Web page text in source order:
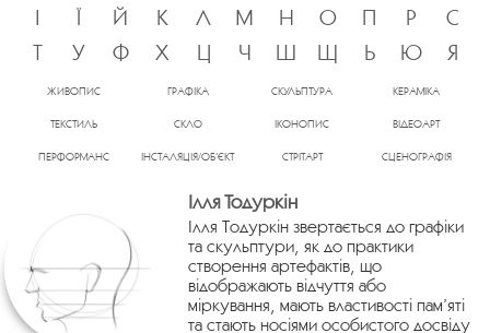
І
Ї Й К Л М Н О П Р
С
Т
У Ф Х Ц Ч Ш Щ Ь Ю Я
ЖИВОПИС ГРАФІКА СКУЛЬПТУРА КЕРАМІКА
ТЕКСТИЛЬ СКЛО ІКОНОПИС ВІДЕОАРТ
ПЕРФОРМАНС ІНСТАЛЯЦІЯ/ОБ’ЄКТ СТРІТАРТ СЦЕНОГРАФІЯ
Ілля Тодуркін
Ілля Тодуркін звертається до графіки
та скульптури, як до практики
створення артефактів, що
відображають відчуття або
міркування, мають властивості пам’яті
та стають носіями особистого досвіду